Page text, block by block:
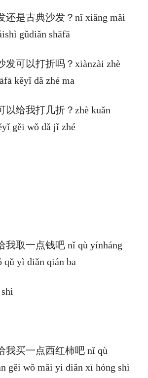
还是古典沙发？nǐ xiǎng mǎi
gǔdiǎn shāfā
发可以打折吗？xiànzài zhè
kěyǐ dǎ zhé ma
以给我打几折？zhè kuǎn
gěi wǒ dǎ jǐ zhé
我取一点钱吧 nǐ qù yínháng
qǔ yì diǎn qián ba
我买一点西红柿吧 nǐ qù
gěi wǒ mǎi yì diǎn xī hóng shì